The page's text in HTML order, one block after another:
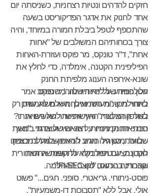
חזקים להדהים ונטיות רצחניות, כשניסתה יום
אחד לחנוק את אדגר הפדיקוריסט בשעה
שהתכופף לטפל ביבלת חמורה במיוחד, והיה
צורך בכוחותיהם המשולבים של "אחות
אחת", ד"ר טונקס, מר פוקס ועוזרת-האחות
הפיליפינית הקטנה, אימלדה, כדי לחלץ את
שונא-אירופה הענוג מלפיתת החנק
הטלפונית של ליידי דיוויינה. מר פוקס אמר
לאחר מכן: "מעתה ואילך היא משתמשת רק
בטלפון הציבורי." ואיך אפשר להאשים אותו?
סימני החנק ניכרו על צווארו של אדגר במשך
שבועות, כשהיה מגיע ל'נאות שלווה' במכוניתו
הקטנה, עם המדבקה על השמשה האחורית
שהכריזה בכעס, "Fl-EEC-ed!".
עלון המידע על 'נאות שלווה', שנכתב
בתחילת שנות השמונים ומעולם לא עודכן
לאור ההמלצות הרגישות יותר של רשויות
הבריאות המחוזיות, היה ישיר ועובדתי. "'נאות
שלווה'. מעון גיל הזהב הראשון-במעלה בצפון
לונדון מציע טיפול מלא לתקופות ארוכות
וקצרות, בהתאם לקצב ההחלמה.
פוסט-ניתוחי. גריאטרי. סופני. חגים..." פשוט
אולי, אבל ללא "תסבוכות דו-משמעיות",